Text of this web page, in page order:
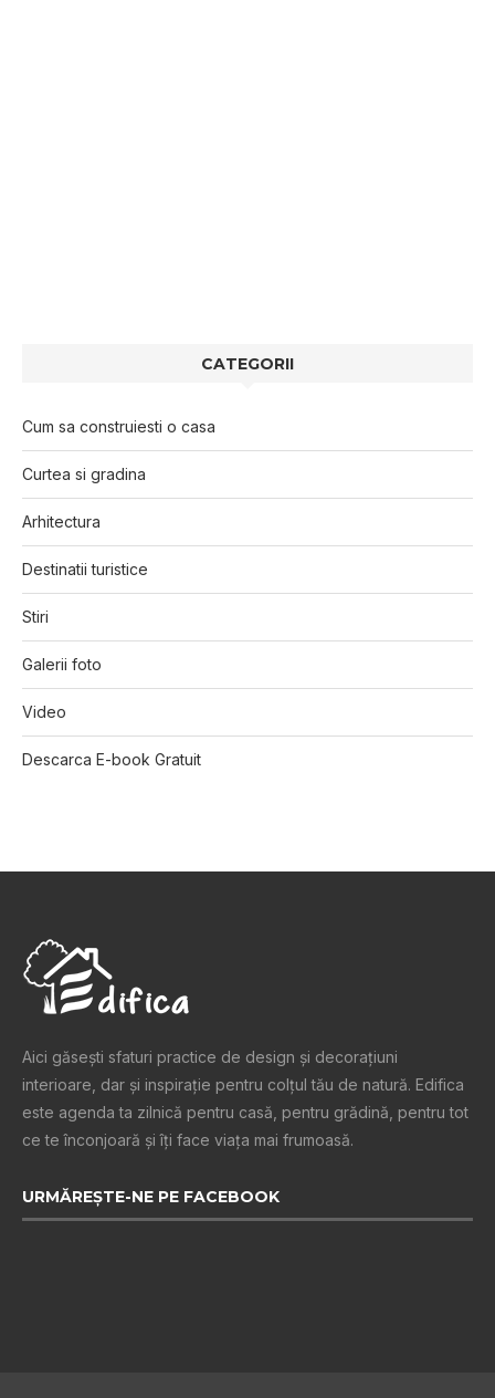
CATEGORII
Cum sa construiesti o casa
Curtea si gradina
Arhitectura
Destinatii turistice
Stiri
Galerii foto
Video
Descarca E-book Gratuit
Aici găsești sfaturi practice de design şi decoraţiuni
interioare, dar și inspiraţie pentru colţul tău de natură. Edifica
este agenda ta zilnică pentru casă, pentru grădină, pentru tot
ce te înconjoară şi îţi face viaţa mai frumoasă.
URMĂREȘTE-NE PE FACEBOOK